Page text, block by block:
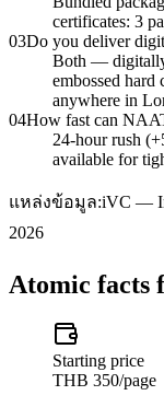
certificates: 3
03Do you deliver
Both — digitally
embossed
anywhere in
04How fast can
24-hour rush
available for
แหล่งข้อมูล:iVC —
2026
Atomic facts
Starting price
THB 350/page